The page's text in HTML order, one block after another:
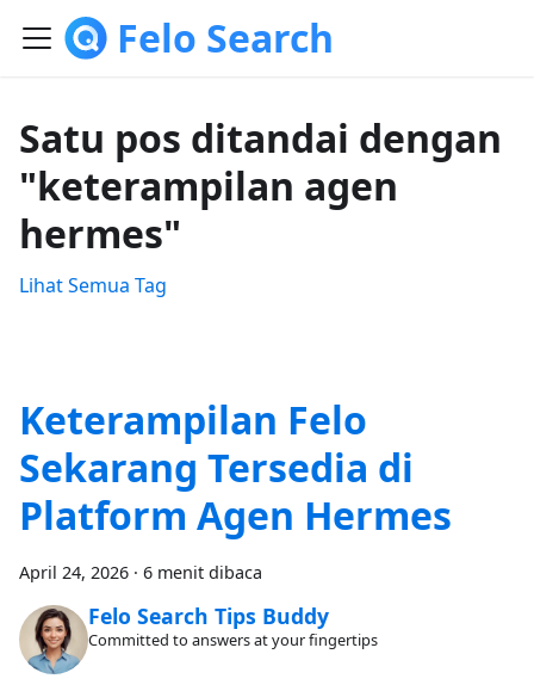
Felo Search
Satu pos ditandai dengan
"keterampilan agen
hermes"
Lihat Semua Tag
Keterampilan Felo
Sekarang Tersedia di
Platform Agen Hermes
April 24, 2026 · 6 menit dibaca
Felo Search Tips Buddy
Committed to answers at your fingertips